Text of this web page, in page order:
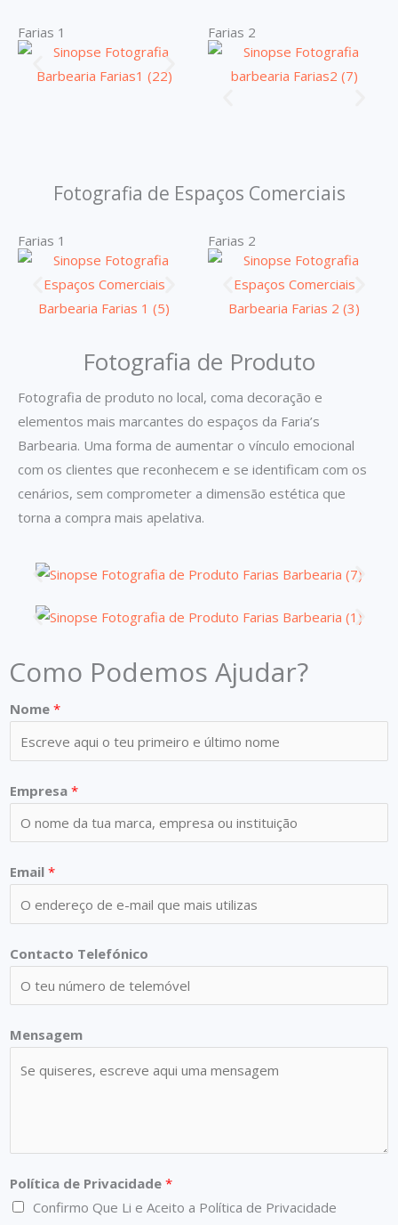
Farias 1 Farias 2
Fotografia de Espaços Comerciais
Farias 1 Farias 2
Fotografia de Produto
Fotografia de produto no local, coma decoração e
elementos mais marcantes do espaços da Faria’s
Barbearia. Uma forma de aumentar o vínculo emocional
com os clientes que reconhecem e se identificam com os
cenários, sem comprometer a dimensão estética que
torna a compra mais apelativa.
Como Podemos Ajudar?
Nome *
Empresa *
Email *
Contacto Telefónico
Mensagem
o
Política de Privacidade *
Confirmo Que Li e Aceito a Política de Privacidade